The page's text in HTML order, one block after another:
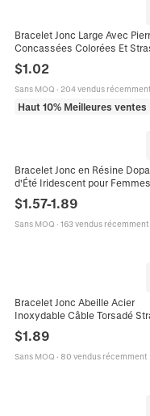
Bracelet Jonc Large Avec
Concassées Colorées Et
Bijoux Bohèmes Vintage
Pour Hommes Femmes
$1.02
Sans MOQ · 204 vendus récemment
Haut 10% Meilleures ventes
Bracelet Jonc en Résine
d'Été Iridescent pour Femmes
Vintage Y2K Spice Girl Épais
Transparent Coloré Bijoux de
$1.57-1.89
Sans MOQ · 163 vendus récemment
Bracelet Jonc Abeille Acier
Inoxydable Câble Torsadé
Cadeau Élégant
$1.89
Sans MOQ · 80 vendus récemment